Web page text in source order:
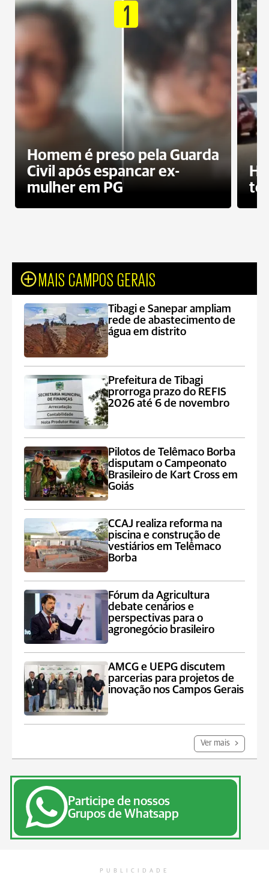
1
Homem é preso pela Guarda
Civil após espancar ex-
mulher em PG
MAIS CAMPOS GERAIS
Tibagi e Sanepar ampliam
rede de abastecimento de
água em distrito
Prefeitura de Tibagi
prorroga prazo do REFIS
2026 até 6 de novembro
Pilotos de Telêmaco Borba
disputam o Campeonato
Brasileiro de Kart Cross em
Goiás
CCAJ realiza reforma na
piscina e construção de
vestiários em Telêmaco
Borba
Fórum da Agricultura
debate cenários e
perspectivas para o
agronegócio brasileiro
AMCG e UEPG discutem
parcerias para projetos de
inovação nos Campos Gerais
Ver mais
Participe de nossos
Grupos de Whatsapp
PUBLICIDADE